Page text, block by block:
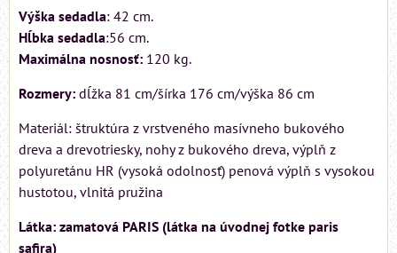
Výška sedadla: 42 cm.
Hĺbka sedadla:56 cm.
Maximálna nosnosť: 120 kg.
Rozmery: dĺžka 81 cm/šírka 176 cm/výška 86 cm
Materiál: štruktúra z vrstveného masívneho bukového
dreva a drevotriesky, nohy z bukového dreva, výplň z
polyuretánu HR (vysoká odolnosť) penová výplň s vysokou
hustotou, vlnitá pružina
Látka: zamatová PARIS (látka na úvodnej fotke paris
safira)